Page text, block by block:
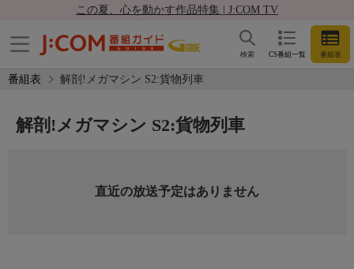
この夏、心を動かす作品特集 | J:COM TV
CS番組一覧 番組表
検索
番組表 解剖!メガマシン S2:貨物列車
解剖!メガマシン S2:貨物列車
直近の放送予定はありません